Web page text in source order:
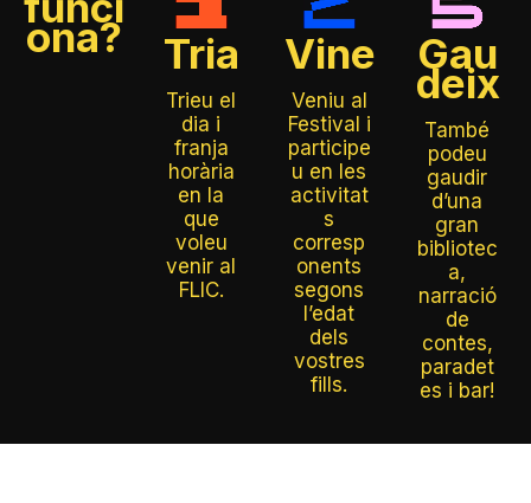
ona? Tria
Trieu el
dia i
franja
horària
en la
que
voleu
venir al
FLIC.
Vine
Veniu al
Festival i
participe
u en les
activitat
s
corresp
onents
segons
l’edat
dels
vostres
fills.
Gau
deix
També
podeu
gaudir
d’una
gran
bibliotec
a,
narració
de
contes,
paradet
es i bar!